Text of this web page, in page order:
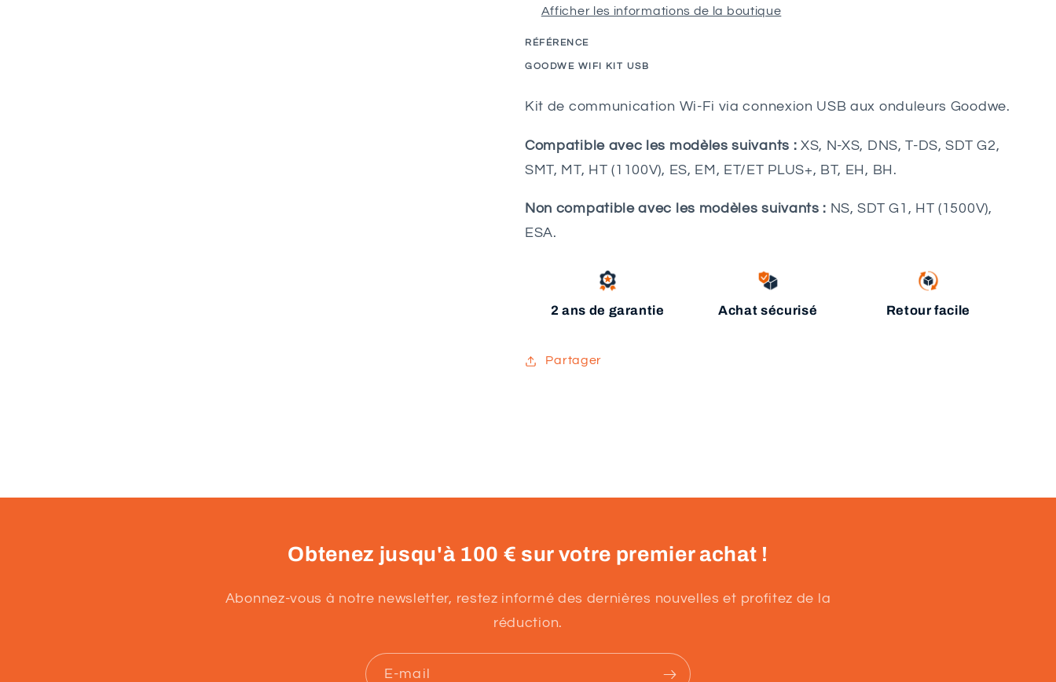
Wi-
Fi
Wi-
Afficher les informations de la boutique
RÉFÉRENCE
SKU:
GOODWE WIFI KIT USB
Kit de communication Wi-Fi via connexion USB aux onduleurs Goodwe.
Compatible avec les modèles suivants : XS, N-XS, DNS, T-DS, SDT G2,
SMT, MT, HT (1100V), ES, EM, ET/ET PLUS+, BT, EH, BH.
Non compatible avec les modèles suivants : NS, SDT G1, HT (1500V),
ESA.
2 ans de garantie Achat sécurisé Retour facile
Partager
Obtenez jusqu'à 100 € sur votre premier achat !
Abonnez-vous à notre newsletter, restez informé des dernières nouvelles et profitez de la
réduction.
E-mail